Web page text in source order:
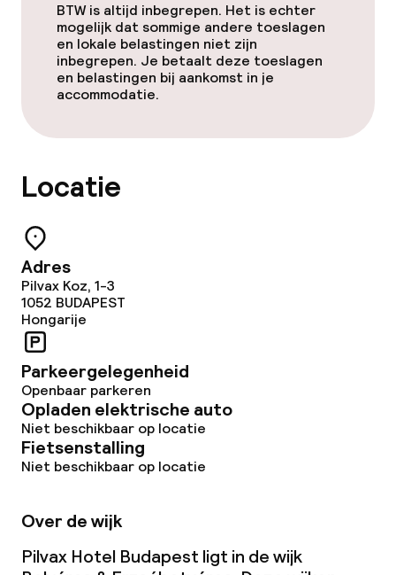
BTW is altijd inbegrepen. Het is echter
mogelijk dat sommige andere toeslagen
en lokale belastingen niet zijn
inbegrepen. Je betaalt deze toeslagen
en belastingen bij aankomst in je
accommodatie.
Locatie
Adres
Pilvax Koz, 1-3
1052 BUDAPEST
Hongarije
Parkeergelegenheid
Openbaar parkeren
Opladen elektrische auto
Niet beschikbaar op locatie
Fietsenstalling
Niet beschikbaar op locatie
Over de wijk
Pilvax Hotel Budapest ligt in de wijk